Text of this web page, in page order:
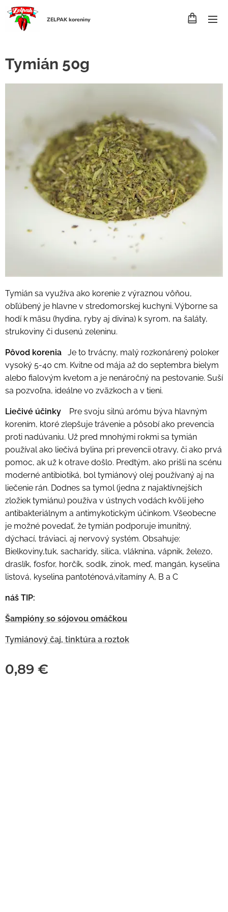
ZELPAK koreniny
Tymián 50g
Tymián sa využíva ako korenie z výraznou vôňou,
obľúbený je hlavne v stredomorskej kuchyni. Výborne sa
hodí k mäsu (hydina, ryby aj divina) k syrom, na šaláty,
strukoviny či dusenú zeleninu.
Pôvod korenia Je to trvácny, malý rozkonárený poloker
vysoký 5-40 cm. Kvitne od mája až do septembra bielym
alebo fialovým kvetom a je nenáročný na pestovanie. Suší
sa pozvoľna, ideálne vo zväzkoch a v tieni.
Liečivé účinky Pre svoju silnú arómu býva hlavným
korením, ktoré zlepšuje trávenie a pôsobí ako prevencia
proti nadúvaniu. Už pred mnohými rokmi sa tymián
používal ako liečivá bylina pri prevencii otravy, či ako prvá
pomoc, ak už k otrave došlo. Predtým, ako prišli na scénu
moderné antibiotiká, bol tymiánový olej používaný aj na
liečenie rán. Dodnes sa tymol (jedna z najaktívnejších
zložiek tymiánu) používa v ústnych vodách kvôli jeho
antibakteriálnym a antimykotickým účinkom. Všeobecne
je možné povedať, že tymián podporuje imunitný,
dýchací, tráviaci, aj nervový systém. Obsahuje:
Bielkoviny,tuk, sacharidy, silica, vláknina, vápnik, železo,
draslík, fosfor, horčík, sodík, zinok, meď, mangán, kyselina
listová, kyselina pantoténová,vitamíny A, B a C
náš TIP:
Šampióny so sójovou omáčkou
Tymiánový čaj, tinktúra a roztok
0,89 €